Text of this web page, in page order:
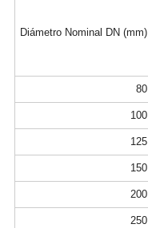
Diámetro Nominal DN (mm)
80
100
125
150
200
250